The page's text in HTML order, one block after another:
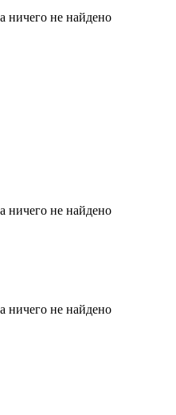
ничего не найдено
ничего не найдено
ничего не найдено